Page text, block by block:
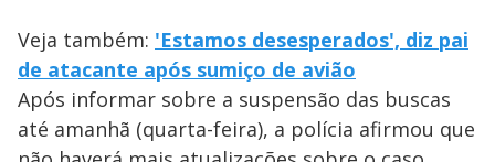
Veja também: 'Estamos desesperados', diz pai
de atacante após sumiço de avião
Após informar sobre a suspensão das buscas
até amanhã (quarta-feira), a polícia afirmou que